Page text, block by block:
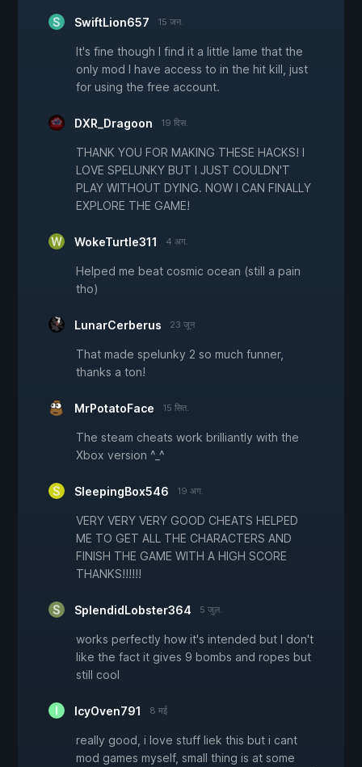
SwiftLion657 15 जन.
It's fine though I find it a little lame that the
only mod I have access to in the hit kill, just
for using the free account.
DXR_Dragoon 19 दिस.
THANK YOU FOR MAKING THESE HACKS! I
LOVE SPELUNKY BUT I JUST COULDN'T
PLAY WITHOUT DYING. NOW I CAN FINALLY
EXPLORE THE GAME!
WokeTurtle311 4 अग.
Helped me beat cosmic ocean (still a pain
tho)
LunarCerberus 23 जून
That made spelunky 2 so much funner,
thanks a ton!
MrPotatoFace 15 सित.
The steam cheats work brilliantly with the
Xbox version ^_^
SleepingBox546 19 अग.
VERY VERY VERY GOOD CHEATS HELPED
ME TO GET ALL THE CHARACTERS AND
FINISH THE GAME WITH A HIGH SCORE
THANKS!!!!!!
SplendidLobster364 5 जुल.
works perfectly how it's intended but I don't
like the fact it gives 9 bombs and ropes but
still cool
IcyOven791 8 मई
really good, i love stuff liek this but i cant
mod games myself, small thing is at some